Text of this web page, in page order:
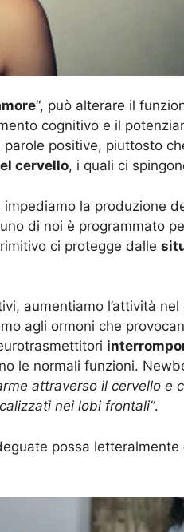
“, può alterare il
cognitivo e il
positive, piuttosto
cervello, i quali ci
la produzione
di noi è programmato
ci protegge dalle
aumentiamo l’attività
agli ormoni che
le normali funzioni.
attraverso il cervello e
nei lobi frontali”.
possa letteralmente